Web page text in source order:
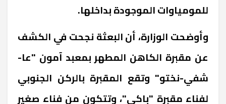
للمومياوات الموجودة بداخلها.
وأوضحت الوزارة، أن البعثة نجحت في الكشف
عن مقبرة الكاهن المطهر بمعبد آمون "عا-
شفي-نختو" وتقع المقبرة بالركن الجنوبي
لفناء مقبرة "باكي"، وتتكون من فناء صغير